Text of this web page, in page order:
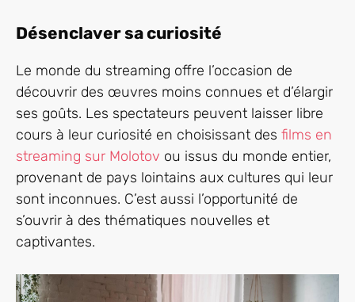
Désenclaver sa curiosité
Le monde du streaming offre l’occasion de
découvrir des œuvres moins connues et d’élargir
ses goûts. Les spectateurs peuvent laisser libre
cours à leur curiosité en choisissant des films en
streaming sur Molotov ou issus du monde entier,
provenant de pays lointains aux cultures qui leur
sont inconnues. C’est aussi l’opportunité de
s’ouvrir à des thématiques nouvelles et
captivantes.